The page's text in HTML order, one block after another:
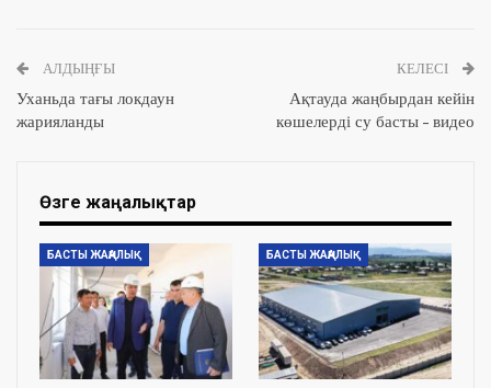
АЛДЫҢҒЫ
Уханьда тағы локдаун
жарияланды
КЕЛЕСІ
Ақтауда жаңбырдан кейін
көшелерді су басты – видео
Өзге жаңалықтар
БАСТЫ ЖАҢАЛЫҚ БАСТЫ ЖАҢАЛЫҚ